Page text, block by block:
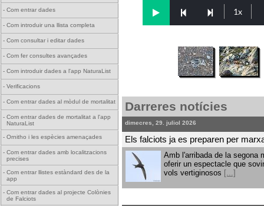
- Com entrar dades
- Com introduir una llista completa
- Com consultar i editar dades
- Com fer consultes avançades
- Com introduir dades a l'app NaturaList
- Verificacions
- Com entrar dades al mòdul de mortalitat
- Com entrar dades de mortalitat a l'app
NaturaList
- Ornitho i les espècies amenaçades
- Com entrar dades amb localitzacions
precises
- Com entrar llistes estàndard des de la
app
- Com entrar dades al projecte Colònies
de Falciots
Darreres notícies
dimecres, 29. juliol 2026
Els falciots ja es preparen per
Amb l'arribada de la segona
oferir un espectacle que
vols vertiginosos [...]